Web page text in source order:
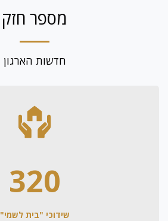
מספר חזק
חדשות הארגון
320
שידוכי "בית לשמי"